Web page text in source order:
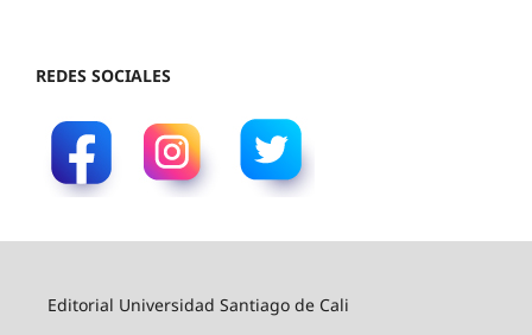
REDES SOCIALES
Editorial Universidad Santiago de Cali